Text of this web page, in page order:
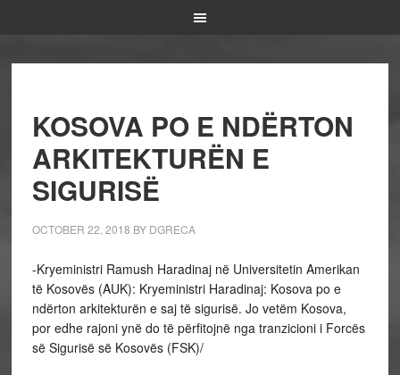
KOSOVA PO E NDËRTON
ARKITEKTURËN E
SIGURISË
OCTOBER 22, 2018 BY DGRECA
-Kryeministri Ramush Haradinaj në Universitetin Amerikan
të Kosovës (AUK): Kryeministri Haradinaj: Kosova po e
ndërton arkitekturën e saj të sigurisë. Jo vetëm Kosova,
por edhe rajoni ynë do të përfitojnë nga tranzicioni i Forcës
së Sigurisë së Kosovës (FSK)/